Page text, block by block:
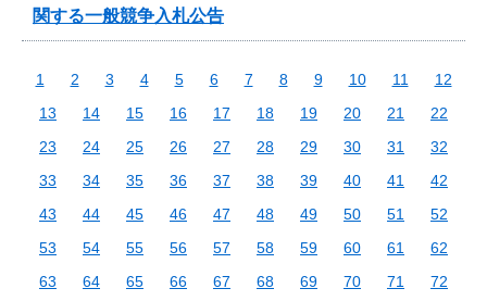
関する一般競争入札公告
1 2 3 4 5 6 7 8 9 10 11
12
13
14 15 16 17 18 19 20 21
22
23
24 25 26 27 28 29 30 31
32
33
34 35 36 37 38 39 40 41
42
43
44 45 46 47 48 49 50 51
52
53
54 55 56 57 58 59 60 61
62
63
64 65 66 67 68 69 70 71
72